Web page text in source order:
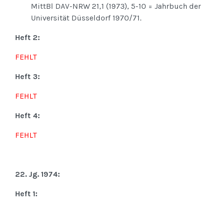
MittBl DAV-NRW 21,1 (1973), 5-10 = Jahrbuch der
Universität Düsseldorf 1970/71.
Heft 2:
FEHLT
Heft 3:
FEHLT
Heft 4:
FEHLT
22. Jg. 1974:
Heft 1: